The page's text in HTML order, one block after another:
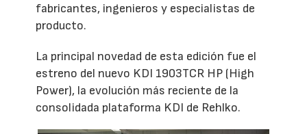
fabricantes, ingenieros y especialistas de
producto.
La principal novedad de esta edición fue el
estreno del nuevo KDI 1903TCR HP (High
Power), la evolución más reciente de la
consolidada plataforma KDI de Rehlko.